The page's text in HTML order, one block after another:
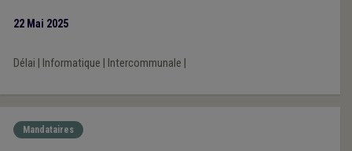
22 Mai 2025
Délai Informatique Intercommunale
Mandataires